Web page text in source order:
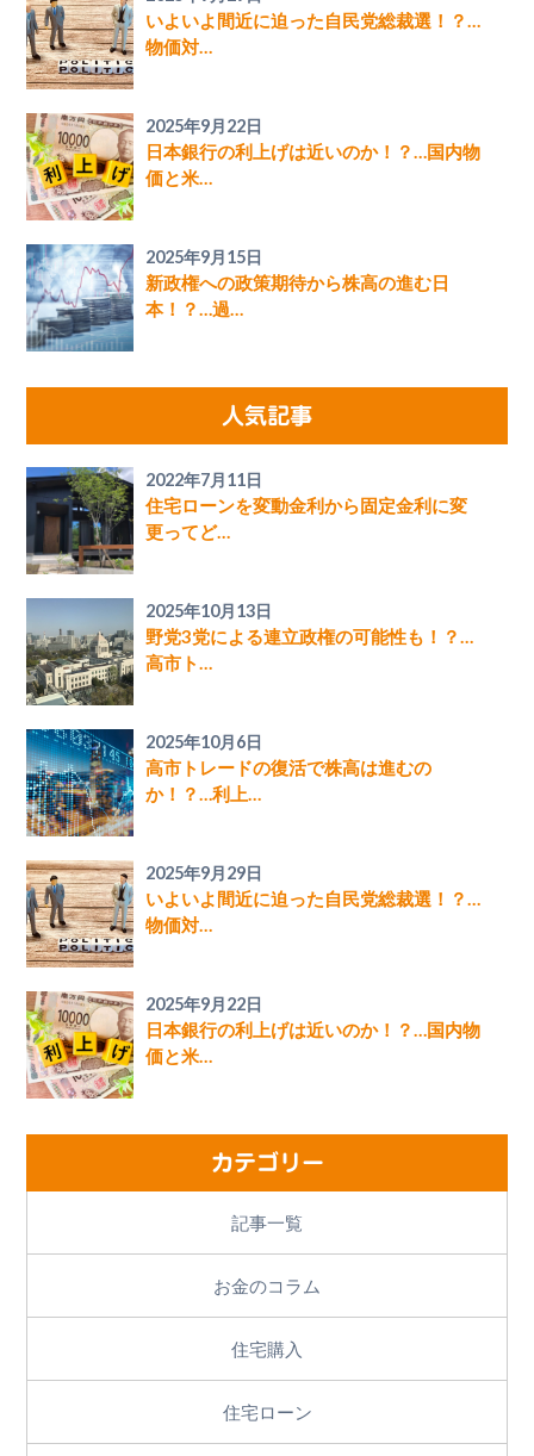
いよいよ間近に迫った自民党総裁選！？…
物価対…
2025年9月22日
日本銀行の利上げは近いのか！？…国内物
価と米…
2025年9月15日
新政権への政策期待から株高の進む日
本！？…過…
人気記事
2022年7月11日
住宅ローンを変動金利から固定金利に変
更ってど…
2025年10月13日
野党3党による連立政権の可能性も！？…
高市ト…
2025年10月6日
高市トレードの復活で株高は進むの
か！？…利上…
2025年9月29日
いよいよ間近に迫った自民党総裁選！？…
物価対…
2025年9月22日
日本銀行の利上げは近いのか！？…国内物
価と米…
カテゴリー
記事一覧
お金のコラム
住宅購入
住宅ローン